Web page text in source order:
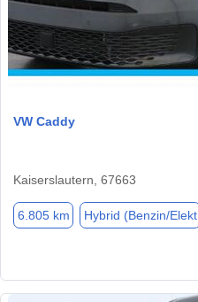
VW Caddy
Kaiserslautern, 67663
6.805 km Hybrid (Benzin/Elekt